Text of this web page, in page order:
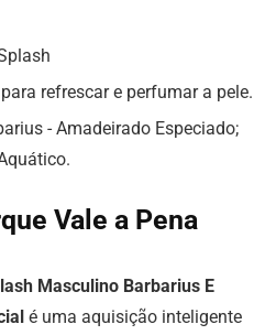
refrescar e perfumar a pele.
- Amadeirado Especiado;
Vale a Pena
Masculino Barbarius E
é uma aquisição inteligente